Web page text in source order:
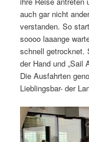
auch gar nicht
verstanden. So
soooo laaange
schnell getrocknet.
der Hand und „Sail
Die Ausfahrten
Lieblingsbar- der